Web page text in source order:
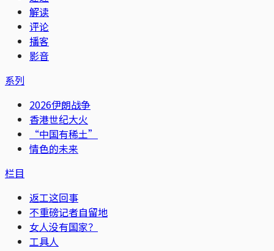
解读
评论
播客
影音
系列
2026伊朗战争
香港世纪大火
“中国有稀土”
情色的未来
栏目
返工这回事
不重磅记者自留地
女人没有国家？
工具人